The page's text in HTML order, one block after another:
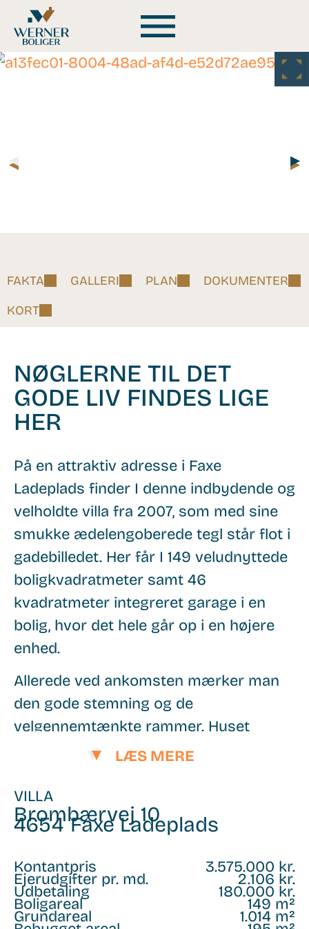
FAKTA GALLERI PLAN
DOKUMENTER
KORT
NØGLERNE TIL DET
GODE LIV FINDES LIGE
HER
På en attraktiv adresse i Faxe
Ladeplads finder I denne indbydende og
velholdte villa fra 2007, som med sine
smukke ædelengoberede tegl står flot i
gadebilledet. Her får I 149 veludnyttede
boligkvadratmeter samt 46
kvadratmeter integreret garage i en
bolig, hvor det hele går op i en højere
enhed.
Allerede ved ankomsten mærker man
den gode stemning og de
velgennemtænkte rammer. Huset
fremstår moderne og tidløst, og
passer perfekt til børnefamilien såvel
som parret, der ønsker plads til
hobbyer, gæster eller hjemmekontor.
Boligen byder på en naturlig opdeling
mellem opholdsrum og private
afdelinger, hvilket skaber en behagelig
LÆS MERE
VILLA
Brombærvej 10
4654 Faxe Ladeplads
Kontantpris 3.575.000 kr.
Ejerudgifter pr. md. 2.106 kr.
Udbetaling 180.000 kr.
Boligareal 149 m²
Grundareal 1.014 m²